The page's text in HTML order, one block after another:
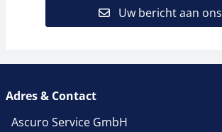
Uw bericht aan ons
Adres & Contact
Ascuro Service GmbH